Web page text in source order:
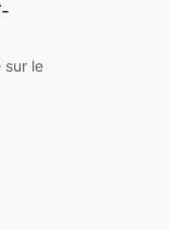
sur le